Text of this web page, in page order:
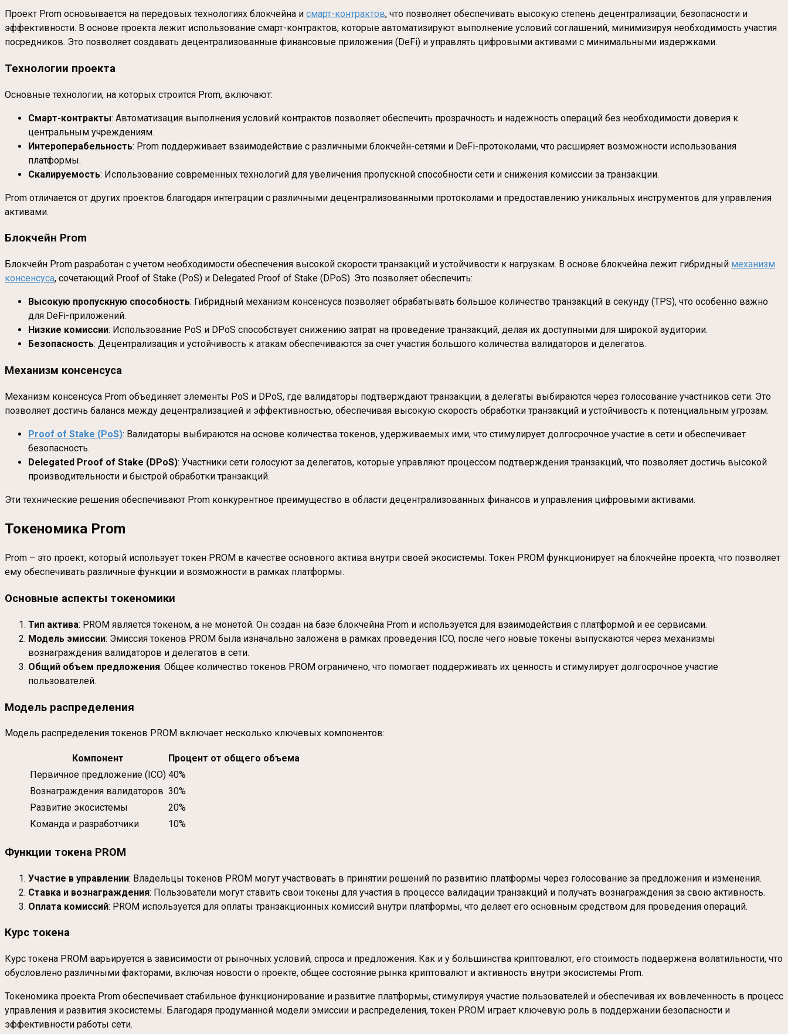
Проект Prom основывается на передовых технологиях блокчейна и смарт-контрактов, что позволяет обеспечивать высокую степень децентрализации, безопасности и
эффективности. В основе проекта лежит использование смарт-контрактов, которые автоматизируют выполнение условий соглашений, минимизируя необходимость участия
посредников. Это позволяет создавать децентрализованные финансовые приложения (DeFi) и управлять цифровыми активами с минимальными издержками.
Технологии проекта
Основные технологии, на которых строится Prom, включают:
Смарт-контракты: Автоматизация выполнения условий контрактов позволяет обеспечить прозрачность и надежность операций без необходимости доверия к
центральным учреждениям.
Интероперабельность: Prom поддерживает взаимодействие с различными блокчейн-сетями и DeFi-протоколами, что расширяет возможности использования
платформы.
Скалируемость: Использование современных технологий для увеличения пропускной способности сети и снижения комиссии за транзакции.
Prom отличается от других проектов благодаря интеграции с различными децентрализованными протоколами и предоставлению уникальных инструментов для управления
активами.
Блокчейн Prom
Блокчейн Prom разработан с учетом необходимости обеспечения высокой скорости транзакций и устойчивости к нагрузкам. В основе блокчейна лежит гибридный механизм
консенсуса, сочетающий Proof of Stake (PoS) и Delegated Proof of Stake (DPoS). Это позволяет обеспечить:
Высокую пропускную способность: Гибридный механизм консенсуса позволяет обрабатывать большое количество транзакций в секунду (TPS), что особенно важно
для DeFi-приложений.
Низкие комиссии: Использование PoS и DPoS способствует снижению затрат на проведение транзакций, делая их доступными для широкой аудитории.
Безопасность: Децентрализация и устойчивость к атакам обеспечиваются за счет участия большого количества валидаторов и делегатов.
Механизм консенсуса
Механизм консенсуса Prom объединяет элементы PoS и DPoS, где валидаторы подтверждают транзакции, а делегаты выбираются через голосование участников сети. Это
позволяет достичь баланса между децентрализацией и эффективностью, обеспечивая высокую скорость обработки транзакций и устойчивость к потенциальным угрозам.
Proof of Stake (PoS): Валидаторы выбираются на основе количества токенов, удерживаемых ими, что стимулирует долгосрочное участие в сети и обеспечивает
безопасность.
Delegated Proof of Stake (DPoS): Участники сети голосуют за делегатов, которые управляют процессом подтверждения транзакций, что позволяет достичь высокой
производительности и быстрой обработки транзакций.
Эти технические решения обеспечивают Prom конкурентное преимущество в области децентрализованных финансов и управления цифровыми активами.
Токеномика Prom
Prom – это проект, который использует токен PROM в качестве основного актива внутри своей экосистемы. Токен PROM функционирует на блокчейне проекта, что позволяет
ему обеспечивать различные функции и возможности в рамках платформы.
Основные аспекты токеномики
Тип актива: PROM является токеном, а не монетой. Он создан на базе блокчейна Prom и используется для взаимодействия с платформой и ее сервисами.
Модель эмиссии: Эмиссия токенов PROM была изначально заложена в рамках проведения ICO, после чего новые токены выпускаются через механизмы
вознаграждения валидаторов и делегатов в сети.
Общий объем предложения: Общее количество токенов PROM ограничено, что помогает поддерживать их ценность и стимулирует долгосрочное участие
пользователей.
Модель распределения
Модель распределения токенов PROM включает несколько ключевых компонентов:
Компонент
Процент от общего объема
Первичное предложение (ICO) 40%
Вознаграждения валидаторов 30%
Развитие экосистемы
20%
Команда и разработчики
10%
Функции токена PROM
Участие в управлении: Владельцы токенов PROM могут участвовать в принятии решений по развитию платформы через голосование за предложения и изменения.
Ставка и вознаграждения: Пользователи могут ставить свои токены для участия в процессе валидации транзакций и получать вознаграждения за свою активность.
Оплата комиссий: PROM используется для оплаты транзакционных комиссий внутри платформы, что делает его основным средством для проведения операций.
Курс токена
Курс токена PROM варьируется в зависимости от рыночных условий, спроса и предложения. Как и у большинства криптовалют, его стоимость подвержена волатильности, что
обусловлено различными факторами, включая новости о проекте, общее состояние рынка криптовалют и активность внутри экосистемы Prom.
Токеномика проекта Prom обеспечивает стабильное функционирование и развитие платформы, стимулируя участие пользователей и обеспечивая их вовлеченность в процесс
управления и развития экосистемы. Благодаря продуманной модели эмиссии и распределения, токен PROM играет ключевую роль в поддержании безопасности и
эффективности работы сети.